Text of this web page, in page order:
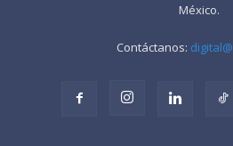
México.
Contáctanos: